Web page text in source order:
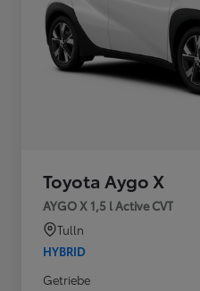
Toyota Aygo X
AYGO X 1,5 l Active CVT
Tulln
HYBRID
Getriebe